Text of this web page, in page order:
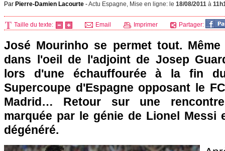
Par Pierre-Damien Lacourte -Actu Espagne, Mise en ligne: le 18/08/2011 à
Taille du texte: Email Imprimer Partager:
José Mourinho se permet tout.
dans l'oeil de l'adjoint de Josep
lors d'une échauffourée à la fin
Supercoupe d'Espagne opposant le
Madrid… Retour sur une
marquée par le génie de Lionel Messi
dégénéré.